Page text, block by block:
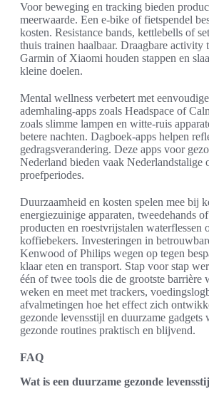
Voor beweging en tracking bieden
meerwaarde. Een e-bike of fietspendel
kosten. Resistance bands, kettlebells of
thuis trainen haalbaar. Draagbare activity
Garmin of Xiaomi houden stappen en
kleine doelen.
Mental wellness verbetert met
ademhaling-apps zoals Headspace of
zoals slimme lampen en witte-ruis
betere nachten. Dagboek-apps helpen
gedragsverandering. Deze apps voor
Nederland bieden vaak Nederlandstalige
proefperiodes.
Duurzaamheid en kosten spelen mee bij
energiezuinige apparaten, tweedehands
producten en roestvrijstalen waterflessen
koffiebekers. Investeringen in
Kenwood of Philips wegen op tegen
klaar eten en transport. Stap voor stap
één of twee tools die de grootste barrière
weken en meet met trackers,
afvalmetingen hoe het effect zich
gezonde levensstijl en duurzame gadgets
gezonde routines praktisch en blijvend.
FAQ
Wat is een duurzame gezonde